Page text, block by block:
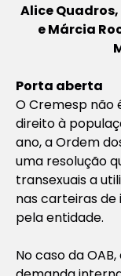
Alice
e Márcia
Porta aberta
O Cremesp não
direito à
ano, a Ordem
uma resolução
transexuais a
nas carteiras de
pela entidade.
No caso da